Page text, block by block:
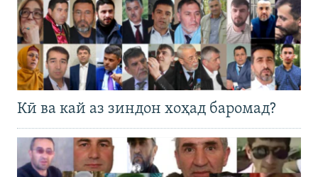
Кӣ ва кай аз зиндон хоҳад баромад?